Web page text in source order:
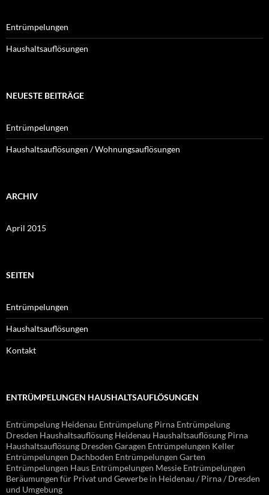
Entrümpelungen
Haushaltsauflösungen
NEUESTE BEITRÄGE
Entrümpelungen
Haushaltsauflösungen / Wohnungsauflösungen
ARCHIV
April 2015
SEITEN
Entrümpelungen
Haushaltsauflösungen
Kontakt
ENTRÜMPELUNGEN HAUSHALTSAUFLÖSUNGEN
Entrümpelung Heidenau Entrümpelung Pirna Entrümpelung
Dresden Haushaltsauflösung Heidenau Haushaltsauflösung Pirna
Haushaltsauflösung Dresden Garagen Entrümpelungen Keller
Entrümpelungen Dachboden Entrümpelungen Garten
Entrümpelungen Haus Entrümpelungen Messie Entrümpelungen
Beräumungen für Privat und Gewerbe in Heidenau / Pirna / Dresden
und Umgebung